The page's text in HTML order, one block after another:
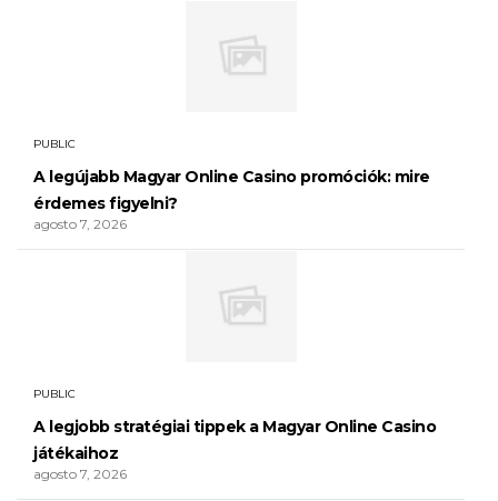
PUBLIC
A legújabb Magyar Online Casino promóciók: mire
érdemes figyelni?
agosto 7, 2026
PUBLIC
A legjobb stratégiai tippek a Magyar Online Casino
játékaihoz
agosto 7, 2026